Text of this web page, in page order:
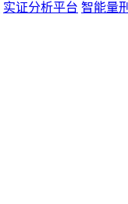
实证分析平台 智能量